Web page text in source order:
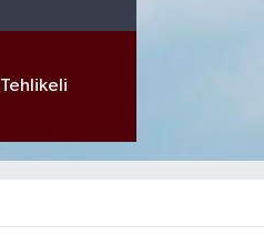
Tehlikeli